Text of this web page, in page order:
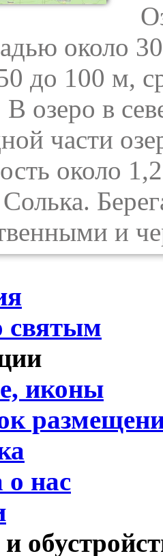
около
до 100 м,
озеро в
части
около
и
святым
иконы
о нас